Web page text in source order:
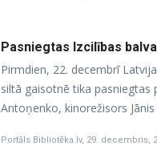
Pasniegtas Izcilības
Pirmdien, 22. decembrī
siltā gaisotnē tika pasniegtas
Antoņenko, kinorežisors
Portāls Bibliotēka.lv, 29. decembris,